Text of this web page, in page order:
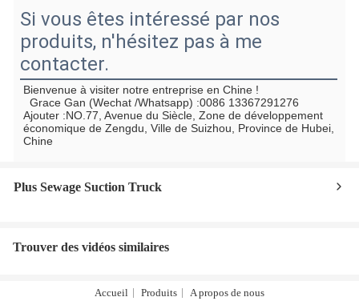
Si vous êtes intéressé par nos
produits, n'hésitez pas à me
contacter.
Bienvenue à visiter notre entreprise en Chine !
Ajouter :NO.77, Avenue du Siècle, Zone de développement
économique de Zengdu, Ville de Suizhou, Province de Hubei,
Chine
Plus Sewage Suction Truck
Trouver des vidéos similaires
Accueil Produits A propos de nous